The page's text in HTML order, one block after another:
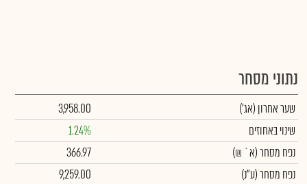
נתוני מסחר
שער אחרון (אג')
3,958.00
שינוי באחוזים
1.24%
נפח מסחר(א` ₪)
366.97
נפח מסחר(ע"נ)
9,259.00